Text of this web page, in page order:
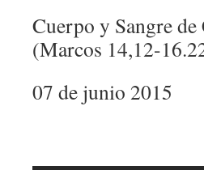
Cuerpo y Sangre
(Marcos 14,12-
07 de junio 2015